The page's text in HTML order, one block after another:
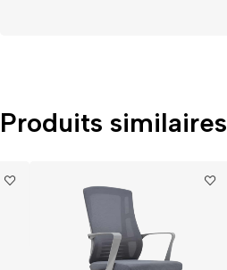
Produits similaires